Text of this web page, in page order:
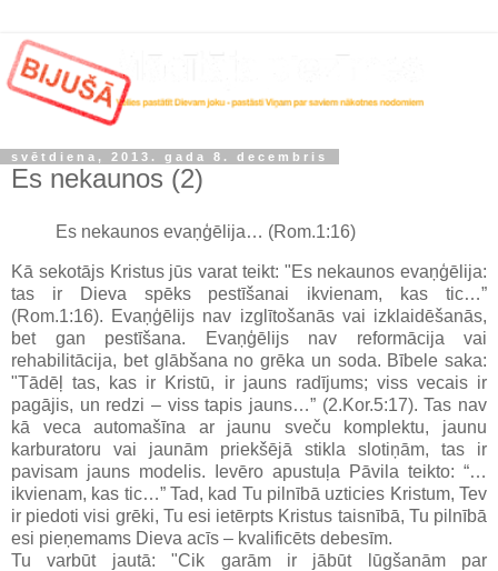
svētdiena, 2013. gada 8. decembris
Es nekaunos (2)
Es nekaunos evaņģēlija… (Rom.1:16)
Kā sekotājs Kristus jūs varat teikt: "Es nekaunos evaņģēlija:
tas ir Dieva spēks pestīšanai ikvienam, kas tic…”
(Rom.1:16). Evaņģēlijs nav izglītošanās vai izklaidēšanās,
bet gan pestīšana. Evaņģēlijs nav reformācija vai
rehabilitācija, bet glābšana no grēka un soda. Bībele saka:
"Tādēļ tas, kas ir Kristū, ir jauns radījums; viss vecais ir
pagājis, un redzi – viss tapis jauns…” (2.Kor.5:17). Tas nav
kā veca automašīna ar jaunu sveču komplektu, jaunu
karburatoru vai jaunām priekšējā stikla slotiņām, tas ir
pavisam jauns modelis. Ievēro apustuļa Pāvila teikto: “…
ikvienam, kas tic…” Tad, kad Tu pilnībā uzticies Kristum, Tev
ir piedoti visi grēki, Tu esi ietērpts Kristus taisnībā, Tu pilnībā
esi pieņemams Dieva acīs – kvalificēts debesīm.
Tu varbūt jautā: "Cik garām ir jābūt lūgšanām par